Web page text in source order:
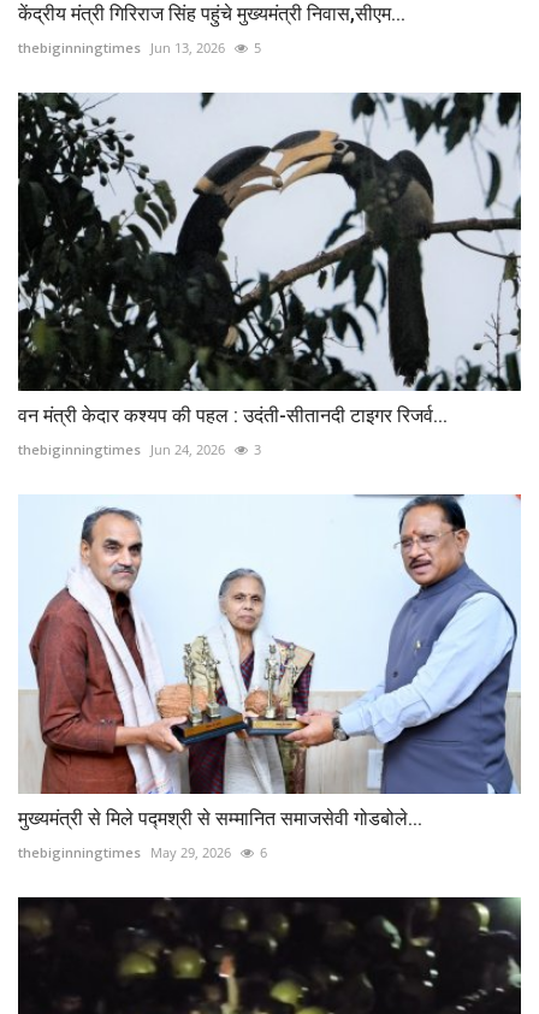
केंद्रीय मंत्री गिरिराज सिंह पहुंचे मुख्यमंत्री निवास,सीएम...
thebiginningtimes Jun 13, 2026 5
वन मंत्री केदार कश्यप की पहल : उदंती-सीतानदी टाइगर रिजर्व...
thebiginningtimes Jun 24, 2026 3
मुख्यमंत्री से मिले पद्मश्री से सम्मानित समाजसेवी गोडबोले...
thebiginningtimes May 29, 2026 6